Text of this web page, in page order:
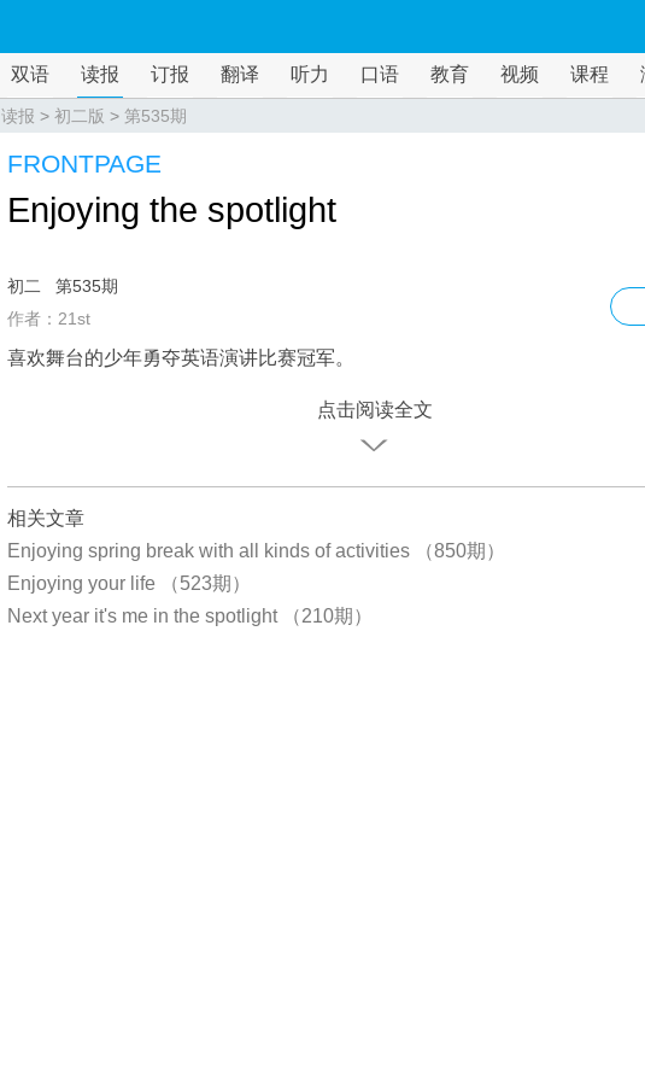
双语 读报 订报 翻译 听力 口语 教育 视频 课程
读报 > 初二版 > 第535期
FRONTPAGE
Enjoying the spotlight
初二
第535期
作者：21st
喜欢舞台的少年勇夺英语演讲比赛冠军。
点击阅读全文
相关文章
Enjoying spring break with all kinds of activities （850期）
Enjoying your life （523期）
Next year it's me in the spotlight （210期）